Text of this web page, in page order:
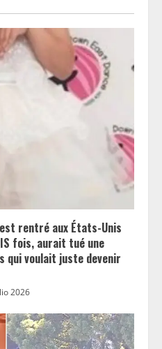
rentré aux États-Unis
fois, aurait tué une
qui voulait juste devenir
2026